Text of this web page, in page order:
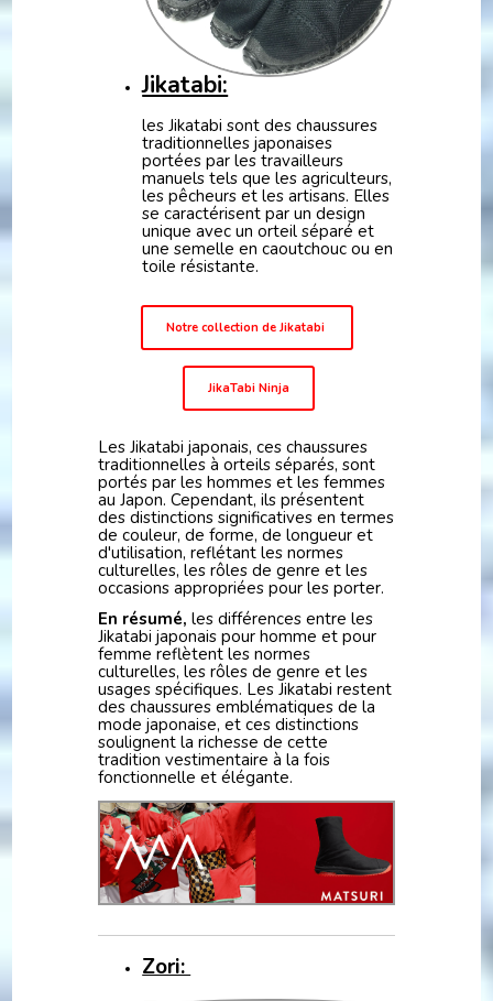
Jikatabi:
les Jikatabi sont des chaussures
traditionnelles japonaises
portées par les travailleurs
manuels tels que les agriculteurs,
les pêcheurs et les artisans. Elles
se caractérisent par un design
unique avec un orteil séparé et
une semelle en caoutchouc ou en
toile résistante.
Notre collection de Jikatabi
JikaTabi Ninja
Les Jikatabi japonais, ces chaussures
traditionnelles à orteils séparés, sont
portés par les hommes et les femmes
au Japon. Cependant, ils présentent
des distinctions significatives en termes
de couleur, de forme, de longueur et
d'utilisation, reflétant les normes
culturelles, les rôles de genre et les
occasions appropriées pour les porter.
En résumé, les différences entre les
Jikatabi japonais pour homme et pour
femme reflètent les normes
culturelles, les rôles de genre et les
usages spécifiques. Les Jikatabi restent
des chaussures emblématiques de la
mode japonaise, et ces distinctions
soulignent la richesse de cette
tradition vestimentaire à la fois
fonctionnelle et élégante.
Zori: